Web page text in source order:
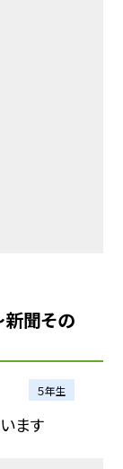
新聞その
５年生
ます